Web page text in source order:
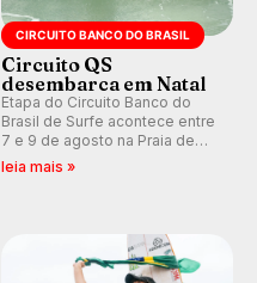
CIRCUITO BANCO DO BRASIL
Circuito QS
desembarca em Natal
Etapa do Circuito Banco do
Brasil de Surfe acontece entre
7 e 9 de agosto na Praia de
Miami (RN), em disputas
leia mais »